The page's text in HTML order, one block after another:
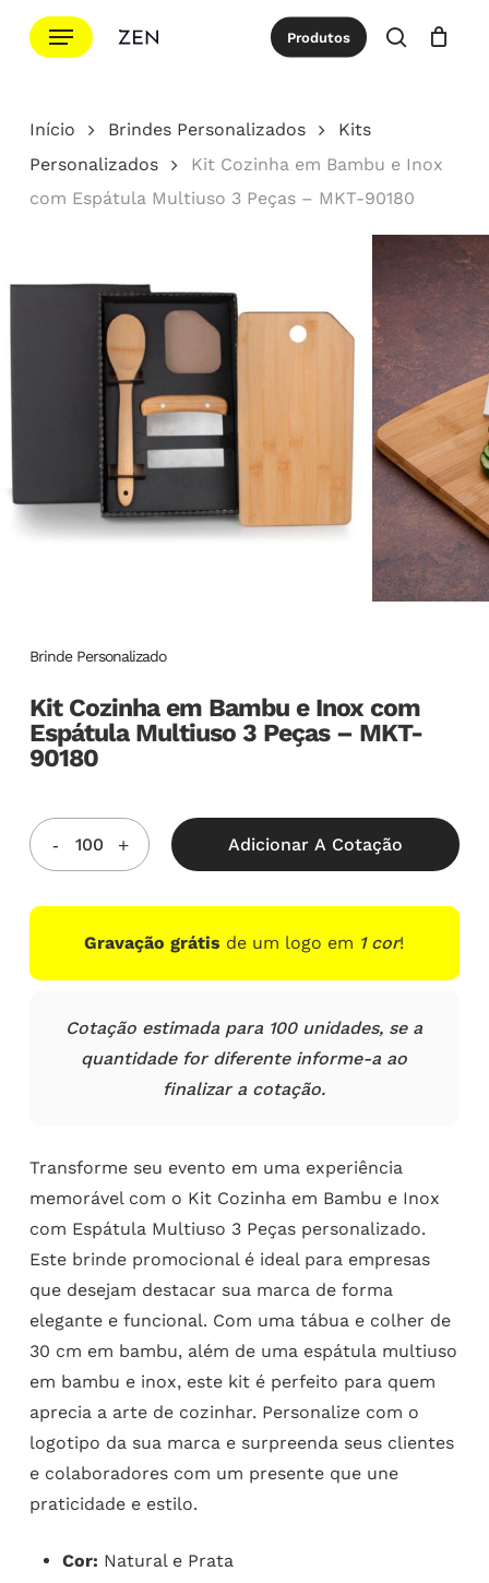
para
principal
Menu Produtos
procurar
Cotação Close
Início Brindes Personalizados
Kits
Personalizados
Kit Cozinha em Bambu e Inox
com Espátula Multiuso 3 Peças – MKT-90180
Brinde Personalizado
Kit Cozinha em Bambu e Inox com
Espátula Multiuso 3 Peças – MKT-
90180
Adicionar A Cotação
Gravação grátis de um logo em 1 cor!
Cotação estimada para 100 unidades, se a
quantidade for diferente informe-a ao
finalizar a cotação.
Transforme seu evento em uma experiência
memorável com o Kit Cozinha em Bambu e Inox
com Espátula Multiuso 3 Peças personalizado.
Este brinde promocional é ideal para empresas
que desejam destacar sua marca de forma
elegante e funcional. Com uma tábua e colher de
30 cm em bambu, além de uma espátula multiuso
em bambu e inox, este kit é perfeito para quem
aprecia a arte de cozinhar. Personalize com o
logotipo da sua marca e surpreenda seus clientes
e colaboradores com um presente que une
praticidade e estilo.
Cor: Natural e Prata